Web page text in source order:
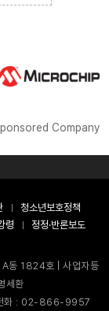
Company
청소년보호정책
령
정정·반론보도
A동 1824호 | 사업자등
세환
전화 : 02-866-9957